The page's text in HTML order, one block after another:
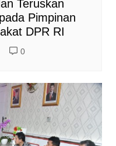
Teruskan
Pimpinan
DPR RI
0